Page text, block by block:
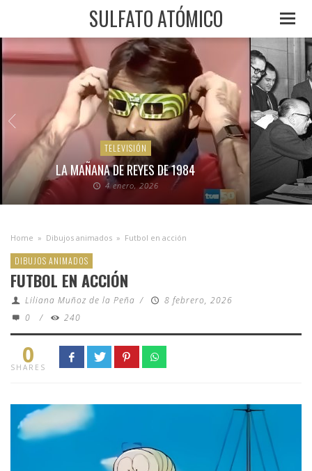
SULFATO ATÓMICO
TELEVISIÓN
LA MAÑANA DE REYES DE 1984
4 enero, 2026
Home » Dibujos animados » Futbol en acción
DIBUJOS ANIMADOS
FUTBOL EN ACCIÓN
Liliana Muñoz de la Peña /
8 febrero, 2026
0
/ 240
0
SHARES